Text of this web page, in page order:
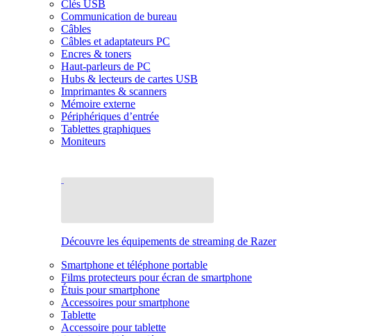
Clés USB
Communication de bureau
Câbles
Câbles et adaptateurs PC
Encres & toners
Haut-parleurs de PC
Hubs & lecteurs de cartes USB
Imprimantes & scanners
Mémoire externe
Périphériques d’entrée
Tablettes graphiques
Moniteurs
Découvre les équipements de streaming de Razer
Smartphone et téléphone portable
Films protecteurs pour écran de smartphone
Étuis pour smartphone
Accessoires pour smartphone
Tablette
Accessoire pour tablette